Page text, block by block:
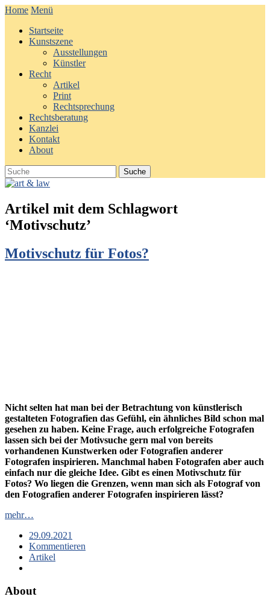
Home Menü
Startseite
Kunstszene
Ausstellungen
Künstler
Recht
Artikel
Print
Rechtsprechung
Rechtsberatung
Kanzlei
Kontakt
About
Artikel mit dem Schlagwort
‘Motivschutz’
Motivschutz für Fotos?
Nicht selten hat man bei der Betrachtung von künstlerisch
gestalteten Fotografien das Gefühl, ein ähnliches Bild schon mal
gesehen zu haben. Keine Frage, auch erfolgreiche Fotografen
lassen sich bei der Motivsuche gern mal von bereits
vorhandenen Kunstwerken oder Fotografien anderer
Fotografen inspirieren. Manchmal haben Fotografen aber auch
einfach nur die gleiche Idee. Gibt es einen Motivschutz für
Fotos? Wo liegen die Grenzen, wenn man sich als Fotograf von
den Fotografien anderer Fotografen inspirieren lässt?
mehr…
29.09.2021
Kommentieren
Artikel
About